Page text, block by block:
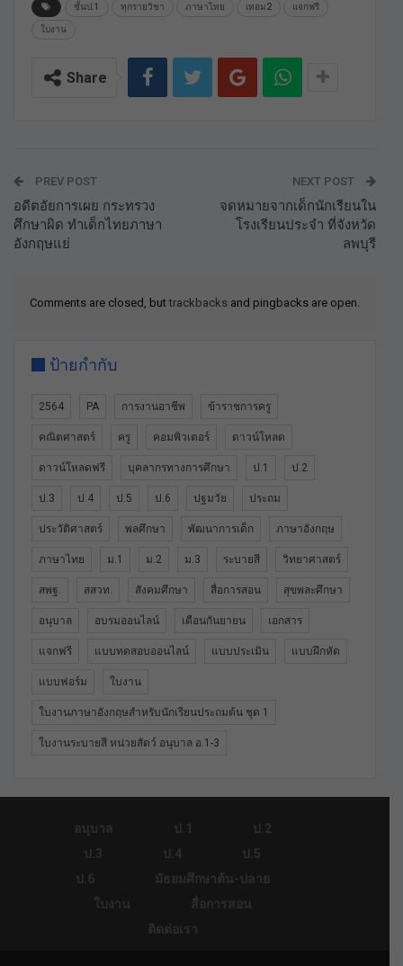
ชั้นป.1 ทุกรายวิชา ภาษาไทย เทอม2 แจกฟรี
ใบงาน
Share
PREV POST
อดีตอัยการเผย กระทรวง
ศึกษาผิด ทำเด็กไทยภาษา
อังกฤษแย่
NEXT POST
จดหมายจากเด็กนักเรียนใน
โรงเรียนประจำ ที่จังหวัด
ลพบุรี
Comments are closed, buttrackbacks and pingbacks are open.
ป้ายกำกับ
2564 PA การงานอาชีพ ข้าราชการครู
คณิตศาสตร์ ครู คอมพิวเตอร์ ดาวน์โหลด
ดาวน์โหลดฟรี บุคลากรทางการศึกษา ป.1 ป.2
ป.3 ป.4 ป.5 ป.6 ปฐมวัย ประถม
ประวัติศาสตร์ พลศึกษา พัฒนาการเด็ก ภาษาอังกฤษ
ภาษาไทย ม.1 ม.2 ม.3 ระบายสี วิทยาศาสตร์
สพฐ. สสวท. สังคมศึกษา สื่อการสอน สุขพละศึกษา
อนุบาล อบรมออนไลน์ เดือนกันยายน เอกสาร
แจกฟรี แบบทดสอบออนไลน์ แบบประเมิน แบบฝึกหัด
แบบฟอร์ม ใบงาน
ใบงานภาษาอังกฤษสำหรับนักเรียนประถมต้น ชุด 1
ใบงานระบายสี หน่วยสัตว์ อนุบาล อ.1-3
อนุบาล ป.1
ป.2
ป.3
ป.4
ป.5
ป.6
มัธยมศึกษาต้น-ปลาย
ใบงาน
สื่อการสอน
ติดต่อเรา